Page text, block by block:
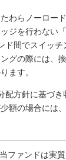
わらノーロー
ジを行わない
ド間でスイッチ
グの際には、
ます。
配方針に基づ
額の場合には
当ファンドは実